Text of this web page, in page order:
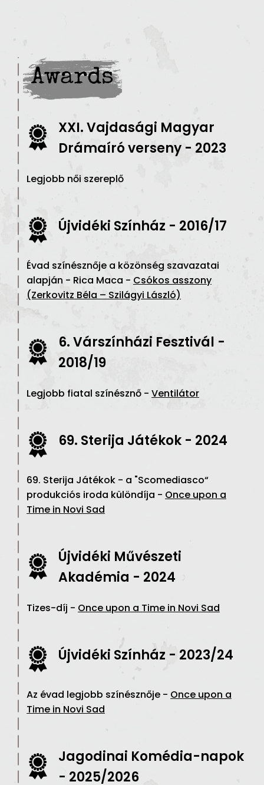
Awards
XXI. Vajdasági Magyar
Drámaíró verseny - 2023
Legjobb női szereplő
Újvidéki Színház - 2016/17
Évad színésznője a közönség szavazatai
alapján - Rica Maca - Csókos asszony
(Zerkovitz Béla – Szilágyi László)
6. Várszínházi Fesztivál -
2018/19
Legjobb fiatal színésznő - Ventilátor
69. Sterija Játékok - 2024
69. Sterija Játékok - a "Scomediasco“
produkciós iroda különdíja - Once upon a
Time in Novi Sad
Újvidéki Művészeti
Akadémia - 2024
Tizes-díj - Once upon a Time in Novi Sad
Újvidéki Színház - 2023/24
Az évad legjobb színésznője - Once upon a
Time in Novi Sad
Jagodinai Komédia-napok
- 2025/2026